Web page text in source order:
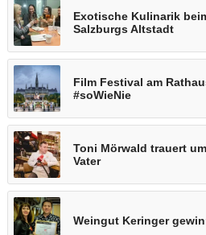
Exotische Kulinarik
Salzburgs Altstadt
Film Festival am
#soWieNie
Toni Mörwald trauert
Vater
Weingut Keringer